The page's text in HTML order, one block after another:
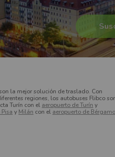
la mejor solución de traslado. Con
regiones, los autobuses Flibco
Turín con el aeropuerto de Turín y
y Milán con el aeropuerto de Bérgamo